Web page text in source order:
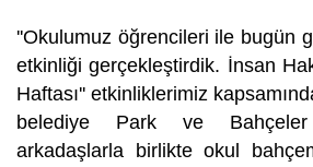
''Okulumuz öğrencileri ile bugün
etkinliği gerçekleştirdik. İnsan
Haftası'' etkinliklerimiz
belediye Park ve Bahçeler
arkadaşlarla birlikte okul